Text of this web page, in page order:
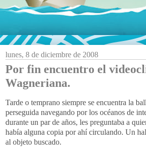
lunes, 8 de diciembre de 2008
Por fin encuentro el
Wagneriana.
Tarde o temprano siempre se encuentra la
perseguida navegando por los océanos de
durante un par de años, les preguntaba a
había alguna copia por ahí circulando. Un
al objeto buscado.